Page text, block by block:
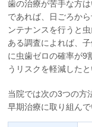
歯の治療が苦手な方
であれば、日ごろか
ンテナンスを行うと
ある調査によれば、
に虫歯ゼロの確率が9
うリスクを軽減した
当院では次の3つの方
早期治療に取り組んで